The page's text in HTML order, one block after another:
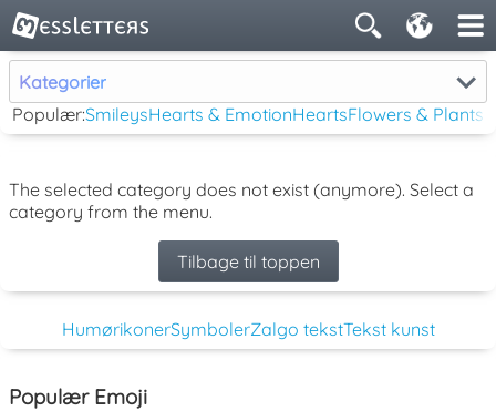
Kategorier
Populær:SmileysHearts & EmotionHeartsFlowers & Plants
The selected category does not exist (anymore). Select a
category from the menu.
Tilbage til toppen
HumørikonerSymbolerZalgo tekstTekst kunst
Populær Emoji